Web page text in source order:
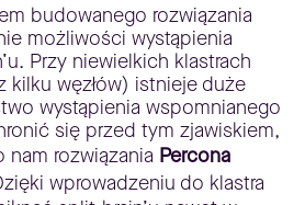
budowanego rozwiązania
możliwości wystąpienia
Przy niewielkich klastrach
kilku węzłów) istnieje duże
wystąpienia wspomnianego
się przed tym zjawiskiem,
nam rozwiązania Percona
wprowadzeniu do klastra